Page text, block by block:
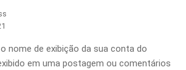
nome de exibição da sua conta do
em uma postagem ou comentários